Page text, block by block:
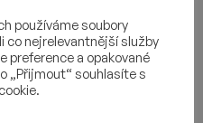
používáme soubory
co nejrelevantnější služby
preference a opakované
„Přijmout“ souhlasíte s